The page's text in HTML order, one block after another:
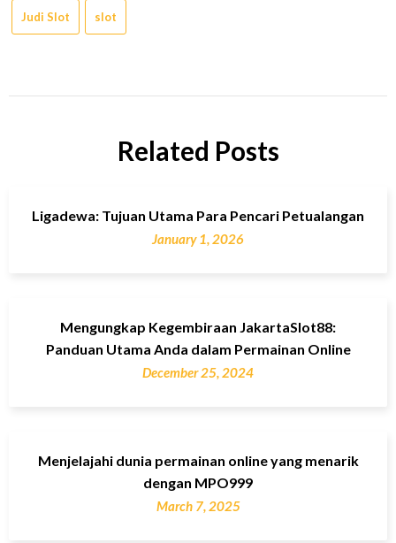
Judi Slot slot
Related Posts
Ligadewa: Tujuan Utama Para Pencari Petualangan
January 1, 2026
Mengungkap Kegembiraan JakartaSlot88:
Panduan Utama Anda dalam Permainan Online
December 25, 2024
Menjelajahi dunia permainan online yang menarik
dengan MPO999
March 7, 2025